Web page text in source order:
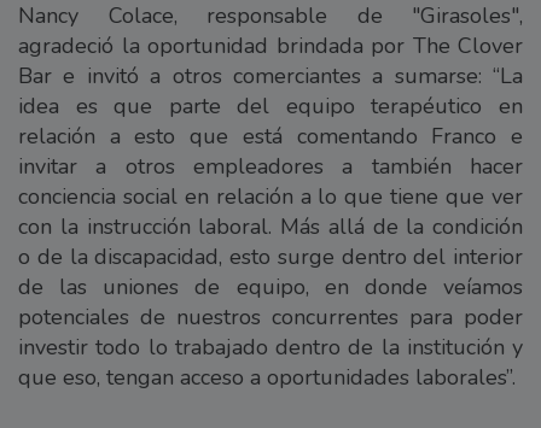
Nancy Colace, responsable de "Girasoles",
agradeció la oportunidad brindada por The Clover
Bar e invitó a otros comerciantes a sumarse: “La
idea es que parte del equipo terapéutico en
relación a esto que está comentando Franco e
invitar a otros empleadores a también hacer
conciencia social en relación a lo que tiene que ver
con la instrucción laboral. Más allá de la condición
o de la discapacidad, esto surge dentro del interior
de las uniones de equipo, en donde veíamos
potenciales de nuestros concurrentes para poder
investir todo lo trabajado dentro de la institución y
que eso, tengan acceso a oportunidades laborales”.